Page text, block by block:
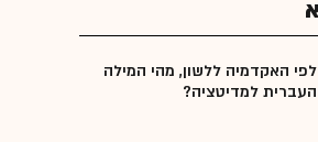
לפי האקדמיה ללשון, מהי המילה
העברית למדיטציה?